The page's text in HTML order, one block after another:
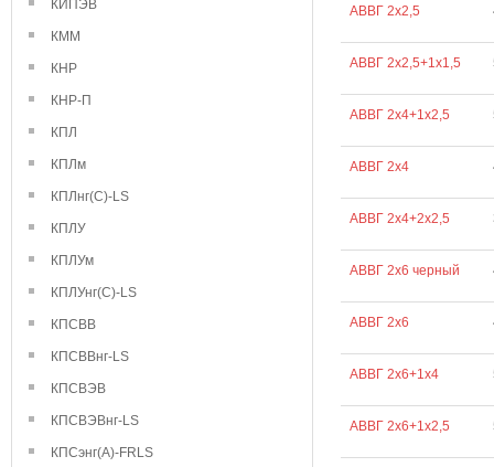
КИПЭВ
КММ
КНР
КНР-П
КПЛ
КПЛм
КПЛнг(С)-LS
КПЛУ
КПЛУм
КПЛУнг(С)-LS
КПСВВ
КПСВВнг-LS
КПСВЭВ
КПСВЭВнг-LS
КПСэнг(А)-FRLS
АВВГ 2х2,5
АВВГ 2х2,5+1х1,5
АВВГ 2х4+1х2,5
АВВГ 2х4
АВВГ 2х4+2х2,5
АВВГ 2х6 черный
АВВГ 2х6
АВВГ 2х6+1х4
АВВГ 2х6+1х2,5